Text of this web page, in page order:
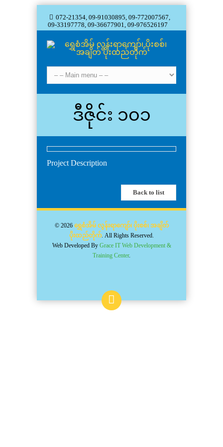
072-21354, 09-91030895, 09-772007567,
09-33197778, 09-36677901, 09-976526197
ဒီဇိုင်း ၁၀၁
Project Description
Back to list
© 2026 ရွှေစံအိမ် လွန်းရာကျော်၊ ပိုးစစ်၊ အချိတ်
ပိုးထည်တိုက်. All Rights Reserved.
Web Developed By Grace IT Web Development &
Training Center.